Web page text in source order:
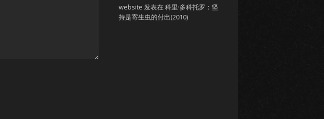
website 发表在 科里·多科托罗：坚
持是寄生虫的付出(2010)